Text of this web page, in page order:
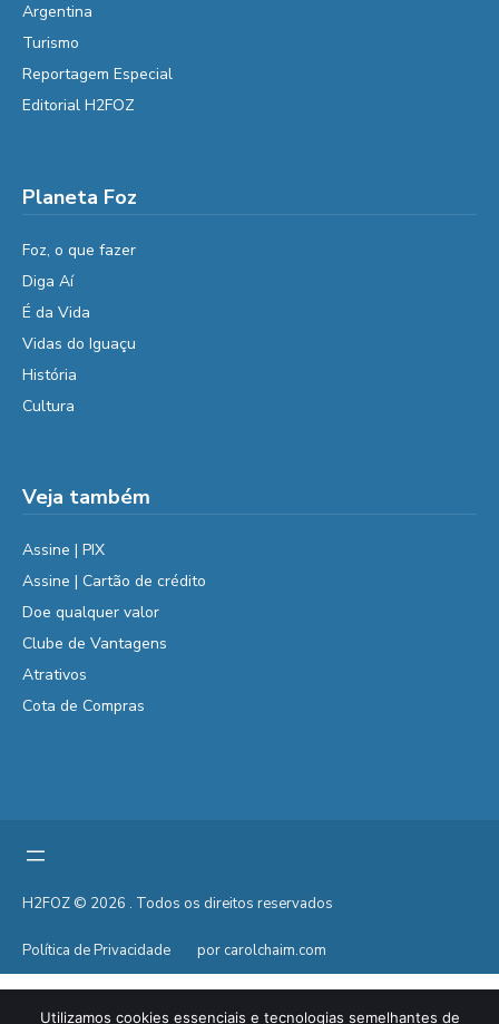
Argentina
Turismo
Reportagem Especial
Editorial H2FOZ
Planeta Foz
Foz, o que fazer
Diga Aí
É da Vida
Vidas do Iguaçu
História
Cultura
Veja também
Assine | PIX
Assine | Cartão de crédito
Doe qualquer valor
Clube de Vantagens
Atrativos
Cota de Compras
H2FOZ © 2026 . Todos os direitos reservados
Política de Privacidade por carolchaim.com
Utilizamos cookies essenciais e tecnologias semelhantes de